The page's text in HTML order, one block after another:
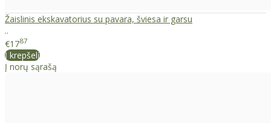
Žaislinis ekskavatorius su pavara, šviesa ir garsu
..
€1787
Į krepšelį
Į norų sąrašą